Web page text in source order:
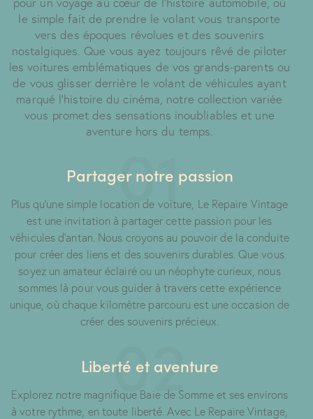
le simple fait de prendre le volant vous transporte
vers des époques révolues et des souvenirs
nostalgiques. Que vous ayez toujours rêvé de piloter
les voitures emblématiques de vos grands-parents ou
de vous glisser derrière le volant de véhicules ayant
marqué l'histoire du cinéma, notre collection variée
vous promet des sensations inoubliables et une
aventure hors du temps.
01
Partager notre passion
Plus qu'une simple location de voiture, Le Repaire Vintage
est une invitation à partager cette passion pour les
véhicules d'antan. Nous croyons au pouvoir de la conduite
pour créer des liens et des souvenirs durables. Que vous
soyez un amateur éclairé ou un néophyte curieux, nous
sommes là pour vous guider à travers cette expérience
unique, où chaque kilomètre parcouru est une occasion de
créer des souvenirs précieux.
02
Liberté et aventure
Explorez notre magnifique Baie de Somme et ses environs
à votre rythme, en toute liberté. Avec Le Repaire Vintage,